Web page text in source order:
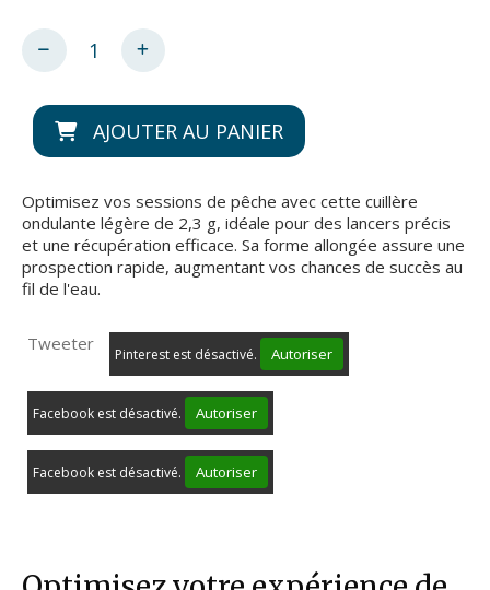
AJOUTER AU PANIER
Optimisez vos sessions de pêche avec cette cuillère
ondulante légère de 2,3 g, idéale pour des lancers précis
et une récupération efficace. Sa forme allongée assure une
prospection rapide, augmentant vos chances de succès au
fil de l'eau.
Tweeter
Pinterest est désactivé. Autoriser
Facebook est désactivé. Autoriser
Facebook est désactivé. Autoriser